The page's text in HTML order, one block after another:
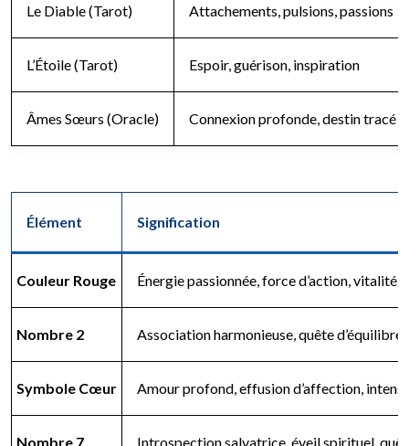
Le Diable (Tarot) Attachements, pulsions, passions
L’Étoile (Tarot) Espoir, guérison, inspiration
Âmes Sœurs (Oracle) Connexion profonde, destin tracé
Élément Signification
Couleur Rouge Énergie passionnée, force d’action, vitalité
Nombre 2 Association harmonieuse, quête
Symbole Cœur Amour profond, effusion d’affection,
Nombre 7 Introspection salvatrice, éveil spirituel,